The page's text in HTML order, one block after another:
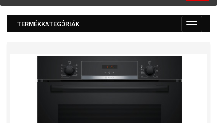
TERMÉKKATEGÓRIÁK